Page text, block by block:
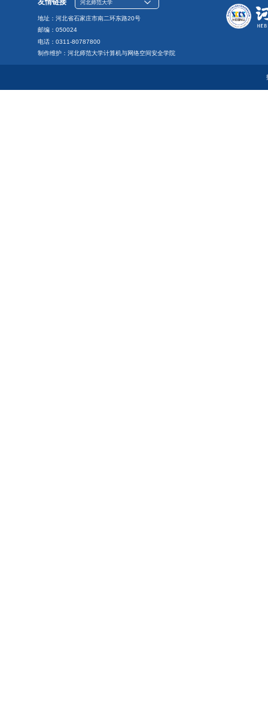
河北师范大学
地址：河北省石家庄市南二环东路20号
邮编：050024
电话：0311-80787800
制作维护：河北师范大学计算机与网络空间安全学院